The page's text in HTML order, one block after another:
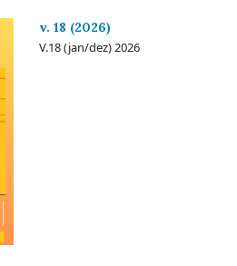
v. 18 (2026)
V.18 (jan/dez) 2026